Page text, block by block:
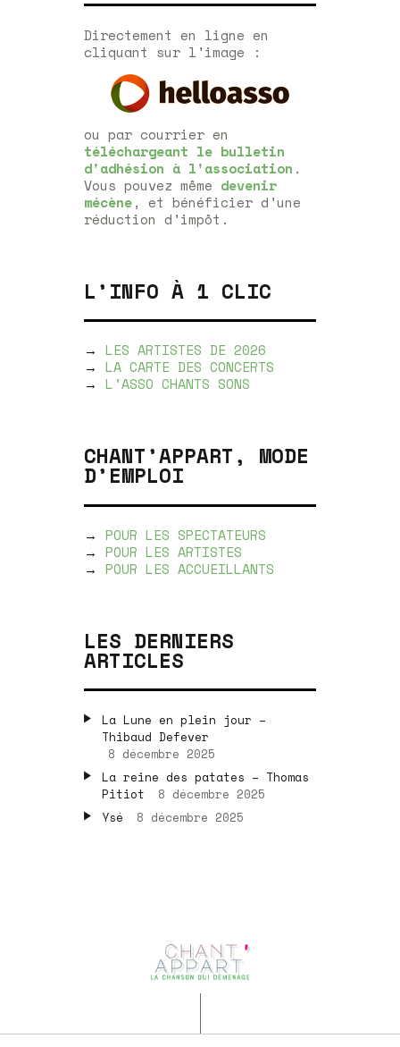
Directement en ligne en
cliquant sur l'image :
ou par courrier en
téléchargeant le bulletin
d'adhésion à l'association .
Vous pouvez même devenir
mécène, et bénéficier d'une
réduction d'impôt.
L’INFO À 1 CLIC
→ LES ARTISTES DE 2026
→ LA CARTE DES CONCERTS
→ L'ASSO CHANTS SONS
CHANT’APPART, MODE
D’EMPLOI
→ POUR LES SPECTATEURS
→ POUR LES ARTISTES
→ POUR LES ACCUEILLANTS
LES DERNIERS
ARTICLES
La Lune en plein jour –
Thibaud Defever
8 décembre 2025
La reine des patates – Thomas
Pitiot
8 décembre 2025
Ysé
8 décembre 2025